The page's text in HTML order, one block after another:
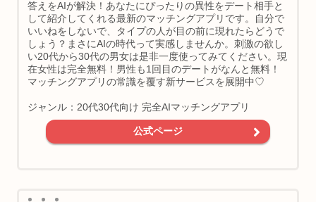
答えをAIが解決！あなたにぴったりの異性をデート相手と
して紹介してくれる最新のマッチングアプリです。自分で
いいねをしないで、タイプの人が目の前に現れたらどうで
しょう？まさにAIの時代って実感しませんか。刺激の欲し
い20代から30代の男女は是非一度使ってみてください。現
在女性は完全無料！男性も1回目のデートがなんと無料！
マッチングアプリの常識を覆す新サービスを展開中♡
ジャンル：20代30代向け 完全AIマッチングアプリ
公式ページ